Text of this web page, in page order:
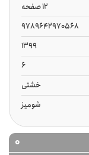
12 صفحه
9789642970568
1399
6
خشتی
شومیز
0